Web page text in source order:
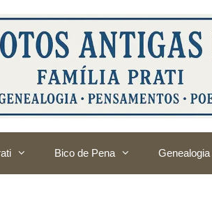
Bico de Pena Genealogia